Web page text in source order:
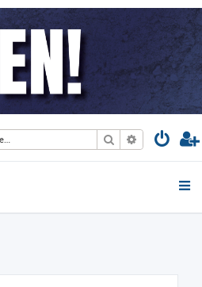
Suche Erweiterte